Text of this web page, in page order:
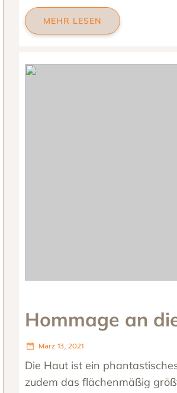
MEHR LESEN
Hommage an
März 13, 2021
Die Haut ist ein
zudem das flächenmäßig